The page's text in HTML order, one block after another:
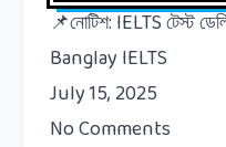
📌নোটিশ: IELTS টেস্ট
Banglay IELTS
July 15, 2025
No Comments